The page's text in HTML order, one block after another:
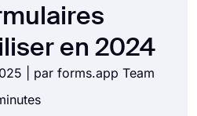
en 2024
| par forms.app Team